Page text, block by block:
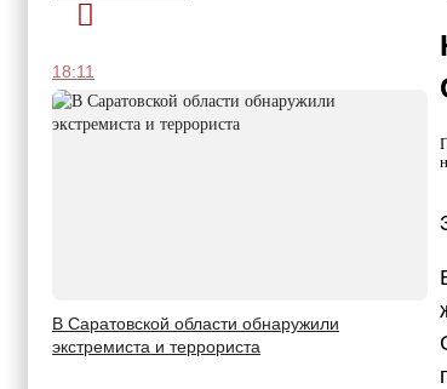
18:11
В Саратовской области обнаружили
экстремиста и террориста